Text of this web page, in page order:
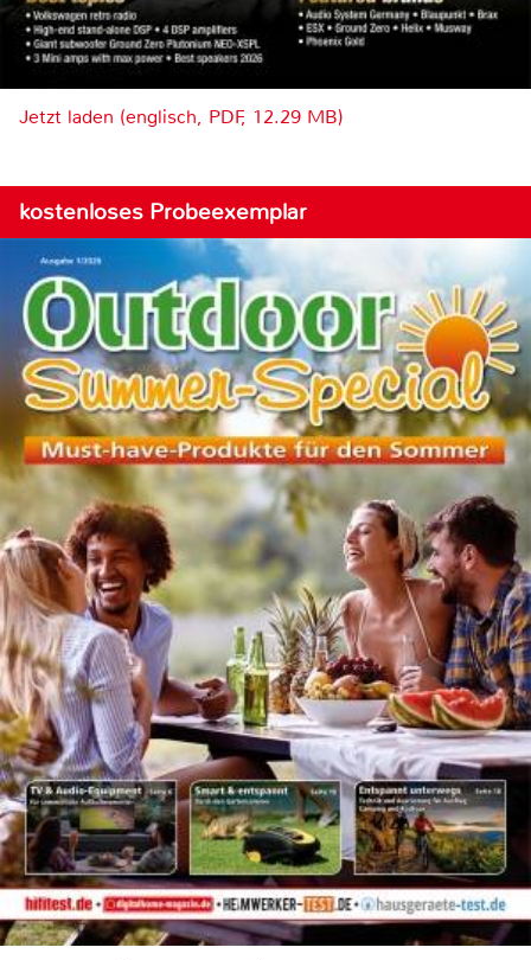
Jetzt laden (englisch, PDF, 12.29 MB)
kostenloses Probeexemplar